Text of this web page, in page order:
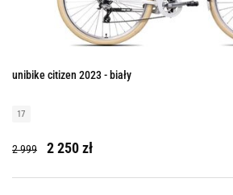
unibike citizen 2023 - biały
17
2 999 2 250 zł